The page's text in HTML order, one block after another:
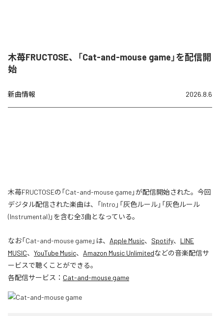
木苺FRUCTOSE、「Cat-and-mouse game」を配信開
始
新曲情報 2026.8.6
木苺FRUCTOSEの「Cat-and-mouse game」が配信開始された。今回
デジタル配信された楽曲は、「Intro」「灰色ルール」「灰色ルール
(Instrumental)」を含む全3曲となっている。
なお「Cat-and-mouse game」は、 Apple Music、 Spotify、 LINE
MUSIC、 YouTube Music、 Amazon Music Unlimitedなどの音楽配信サ
ービスで聴くことができる。
各配信サービス： Cat-and-mouse game